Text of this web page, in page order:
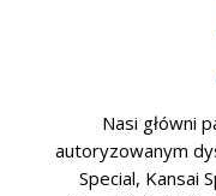
Nasi główni
autoryzowanym
Special, Kansai